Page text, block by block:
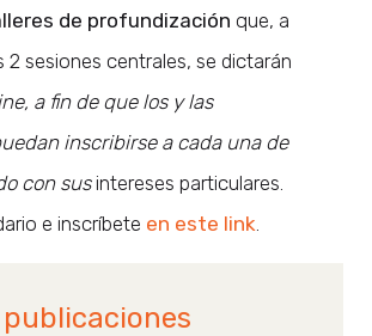
de profundización que, a
2 sesiones centrales, se dictarán
a fin de que los y las
inscribirse a cada una de
con susintereses particulares.
e inscríbete en este link